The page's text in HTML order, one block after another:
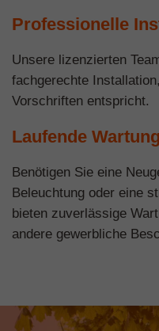
Professionelle
Unsere lizenzierten
fachgerechte
Vorschriften entspricht.
Laufende Wartung
Benötigen Sie eine
Beleuchtung oder eine
bieten zuverlässige
andere gewerbliche